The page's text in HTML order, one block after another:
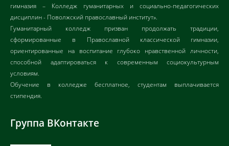
гимназия – Колледж гуманитарных и социально-педагогических
дисциплин - Поволжский православный институт».
Гуманитарный колледж призван продолжать традиции,
сформированные в Православной классической гимназии,
ориентированные на воспитание глубоко нравственной личности,
способной адаптироваться к современным социокультурным
условиям.
Обучение в колледже бесплатное, студентам выплачивается
стипендия.
Группа ВКонтакте